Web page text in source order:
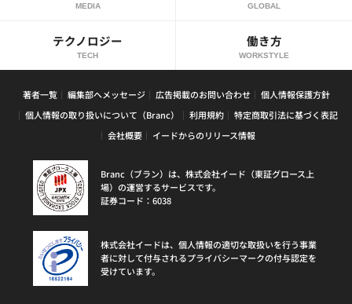
MEDIA GLOBAL
テクノロジー
TECH
働き方
WORKSTYLE
著者一覧 編集部へメッセージ 広告掲載のお問い合わせ
個人情報保護方針
個人情報の取り扱いについて（Branc）
利用規約
特定商取引法に基づく表記
会社概要
イードからのリリース情報
Branc（ブラン）は、株式会社イード（東証グロース上
場）の運営するサービスです。
証券コード：6038
株式会社イードは、個人情報の適切な取扱いを行う事業
者に対して付与されるプライバシーマークの付与認定を
受けています。